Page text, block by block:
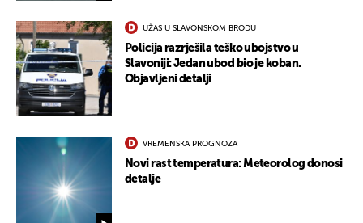
UŽAS U SLAVONSKOM BRODU
Policija razrješila teško ubojstvo u
Slavoniji: Jedan ubod bio je koban.
Objavljeni detalji
VREMENSKA PROGNOZA
Novi rast temperatura: Meteorolog donosi
detalje
UKLJUČITE NOTIFIKACIJE